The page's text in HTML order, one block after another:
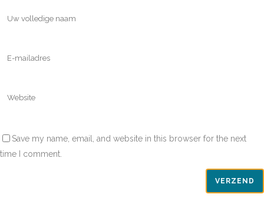
Save my name, email, and website in this browser for the next
time I comment.